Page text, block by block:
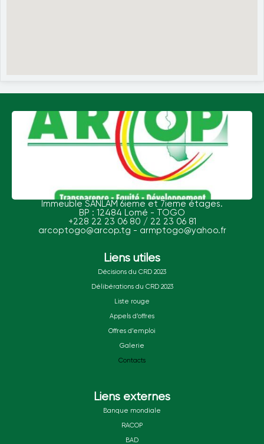
Immeuble SANLAM 6ieme et 7ieme étages.
BP : 12484 Lomé - TOGO
+228 22 23 06 80 / 22 23 06 81
arcoptogo@arcop.tg - armptogo@yahoo.fr
Liens utiles
Décisions du CRD 2023
Délibérations du CRD 2023
Liste rouge
Appels d’offres
Offres d’emploi
Galerie
Contacts
Liens externes
Banque mondiale
RACOP
BAD